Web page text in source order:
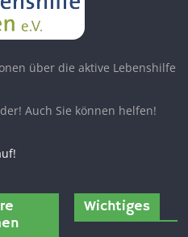
über die aktive Lebenshilfe
Auch Sie können helfen!
Wichtiges